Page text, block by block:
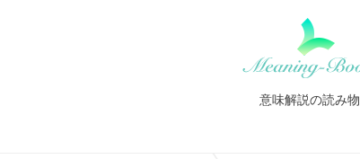
意味解説の読み物